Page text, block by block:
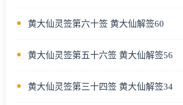
黄大仙灵签第六十签 黄大仙解签60
黄大仙灵签第五十六签 黄大仙解签56
黄大仙灵签第三十四签 黄大仙解签34